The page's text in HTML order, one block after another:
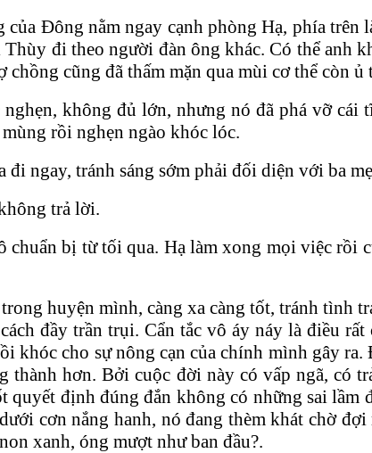
Đông nằm ngay cạnh phòng Hạ, phía
đi theo người đàn ông khác. Có thể anh
cũng đã thấm mặn qua mùi cơ thể còn
không đủ lớn, nhưng nó đã phá vỡ
rồi nghẹn ngào khóc lóc.
ngay, tránh sáng sớm phải đối diện với ba
trả lời.
chuẩn bị từ tối qua. Hạ làm xong mọi việc
huyện mình, càng xa càng tốt, tránh tình
đầy trần trụi. Cẩn tắc vô áy náy là điều
khóc cho sự nông cạn của chính mình gây
thành hơn. Bởi cuộc đời này có vấp ngã, có
định đúng đắn không có những sai lầm
cơn nắng hanh, nó đang thèm khát chờ
xanh, óng mượt như ban đầu?.